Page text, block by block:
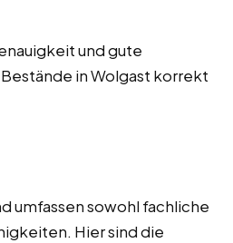
und gute
in Wolgast korrekt
umfassen sowohl fachliche
Hier sind die